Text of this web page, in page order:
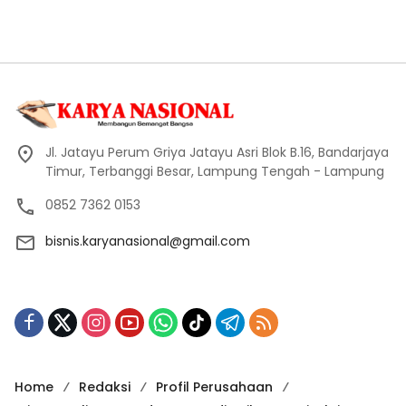
Jl. Jatayu Perum Griya Jatayu Asri Blok B.16, Bandarjaya
Timur, Terbanggi Besar, Lampung Tengah - Lampung
0852 7362 0153
bisnis.karyanasional@gmail.com
Home Redaksi
Profil Perusahaan